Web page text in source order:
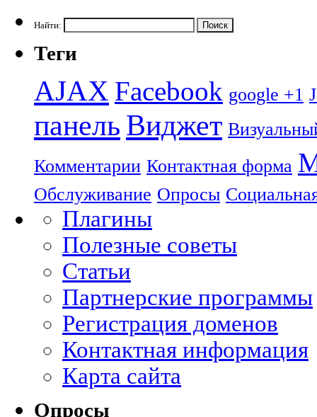
Найти:
Теги
AJAX Facebook google +1
панель Виджет
Комментарии Контактная форма
Обслуживание Опросы
Плагины
Полезные советы
Статьи
Партнерские программы
Регистрация доменов
Контактная информация
Карта сайта
Опросы